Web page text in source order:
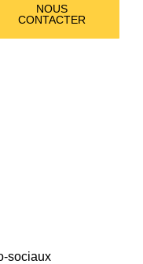
NOUS
CONTACTER
sociaux